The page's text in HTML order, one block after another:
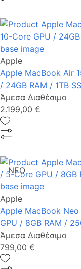
Apple
Apple MacBook Air
/ 24GB RAM / 1TB
Άμεσα Διαθέσιμο
2.199,00 €
Apple
Apple MacBook
GPU / 8GB RAM /
Άμεσα Διαθέσιμο
799,00 €
ΝΕΟ